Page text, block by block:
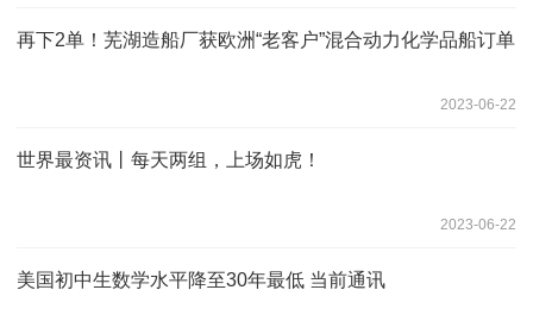
再下2单！芜湖造船厂获欧洲“老客户”混合动力化学品船订单
2023-06-22
世界最资讯丨每天两组，上场如虎！
2023-06-22
美国初中生数学水平降至30年最低 当前通讯